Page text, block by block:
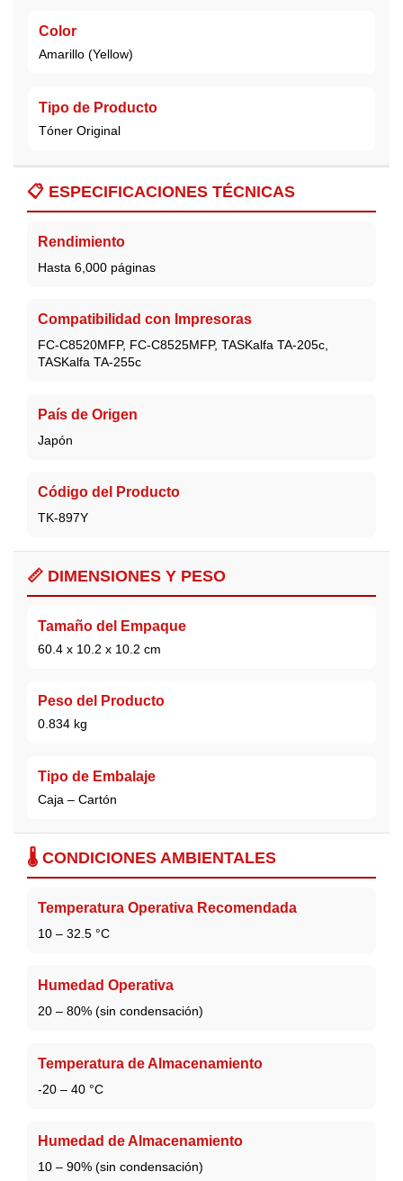
Color
Amarillo (Yellow)
Tipo de Producto
Tóner Original
📋 ESPECIFICACIONES TÉCNICAS
Rendimiento
Hasta 6,000 páginas
Compatibilidad con Impresoras
FC-C8520MFP, FC-C8525MFP, TASKalfa TA-205c,
TASKalfa TA-255c
País de Origen
Japón
Código del Producto
TK-897Y
📏 DIMENSIONES Y PESO
Tamaño del Empaque
60.4 x 10.2 x 10.2 cm
Peso del Producto
0.834 kg
Tipo de Embalaje
Caja – Cartón
🌡️ CONDICIONES AMBIENTALES
Temperatura Operativa Recomendada
10 – 32.5 °C
Humedad Operativa
20 – 80% (sin condensación)
Temperatura de Almacenamiento
-20 – 40 °C
Humedad de Almacenamiento
10 – 90% (sin condensación)